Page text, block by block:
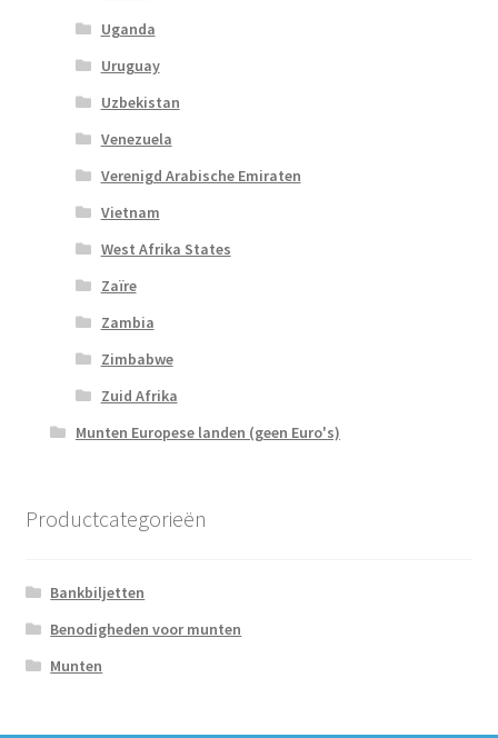
Uganda
Uruguay
Uzbekistan
Venezuela
Verenigd Arabische Emiraten
Vietnam
West Afrika States
Zaïre
Zambia
Zimbabwe
Zuid Afrika
Munten Europese landen (geen Euro's)
Productcategorieën
Bankbiljetten
Benodigheden voor munten
Munten